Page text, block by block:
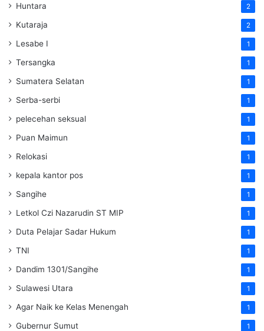
Huntara 2
Kutaraja 2
Lesabe I 1
Tersangka 1
Sumatera Selatan 1
Serba-serbi 1
pelecehan seksual 1
Puan Maimun 1
Relokasi 1
kepala kantor pos 1
Sangihe 1
Letkol Czi Nazarudin ST MIP 1
Duta Pelajar Sadar Hukum 1
TNI 1
Dandim 1301/Sangihe 1
Sulawesi Utara 1
Agar Naik ke Kelas Menengah 1
Gubernur Sumut 1